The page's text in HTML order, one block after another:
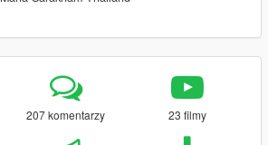
207 komentarzy 23 filmy